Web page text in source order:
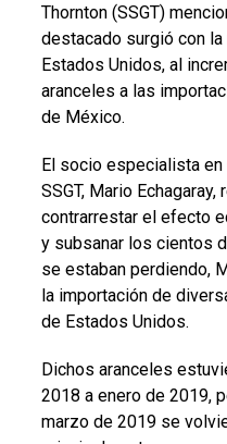
Thornton (SSGT)
destacado surgió con
Estados Unidos, al
aranceles a las
de México.
El socio especialista
SSGT, Mario Echagaray,
contrarrestar el efecto
y subsanar los cientos
se estaban perdiendo,
la importación de
de Estados Unidos.
Dichos aranceles
2018 a enero de 2019,
marzo de 2019 se